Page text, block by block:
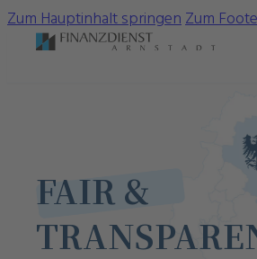
Zum Hauptinhalt springenZum
FAIR &